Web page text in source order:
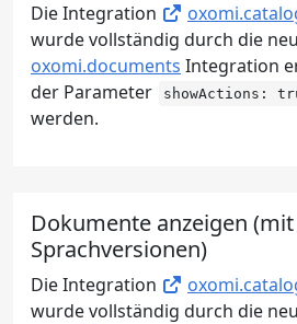
Die Integration
wurde vollständig durch die
oxomi.documents Integration
der Parameter
showActions:
werden.
Dokumente anzeigen (mit
Sprachversionen)
Die Integration
wurde vollständig durch die